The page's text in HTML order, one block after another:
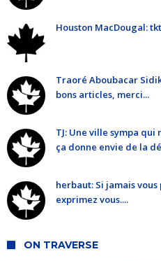
Houston MacDougal: tkt
Traoré Aboubacar
bons articles, merci...
TJ: Une ville sympa
ça donne envie de la
herbaut: Si jamais
exprimez vous....
ON TRAVERSE